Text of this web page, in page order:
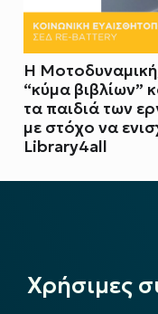
Η
“κύμα βιβλίων”
τα παιδιά των
με στόχο να
Library4all
Χρήσιμες